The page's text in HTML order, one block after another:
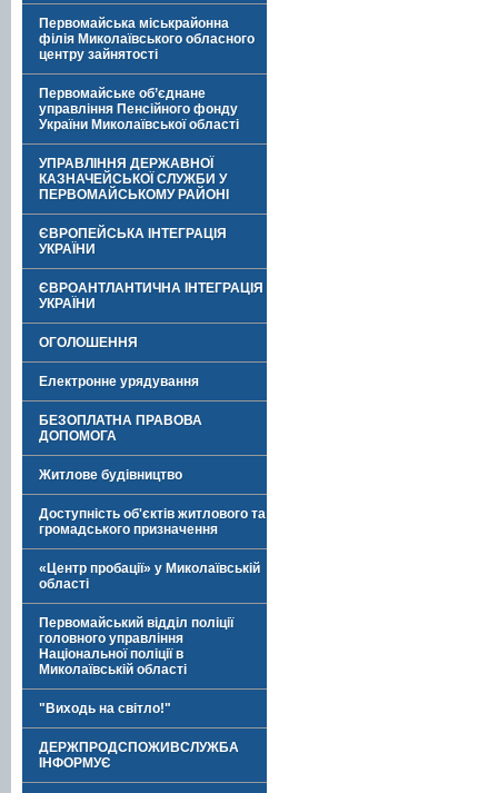
Первомайська міськрайонна
філія Миколаївського обласного
центру зайнятості
Первомайське об’єднане
управління Пенсійного фонду
України Миколаївської області
УПРАВЛІННЯ ДЕРЖАВНОЇ
КАЗНАЧЕЙСЬКОЇ СЛУЖБИ У
ПЕРВОМАЙСЬКОМУ РАЙОНІ
ЄВРОПЕЙСЬКА ІНТЕГРАЦІЯ
УКРАЇНИ
ЄВРОАНТЛАНТИЧНА ІНТЕГРАЦІЯ
УКРАЇНИ
ОГОЛОШЕННЯ
Електронне урядування
БЕЗОПЛАТНА ПРАВОВА
ДОПОМОГА
Житлове будівництво
Доступність об'єктів житлового та
громадського призначення
«Центр пробації» у Миколаївській
області
Первомайський відділ поліції
головного управління
Національної поліції в
Миколаївській області
"Виходь на світло!"
ДЕРЖПРОДСПОЖИВСЛУЖБА
ІНФОРМУЄ